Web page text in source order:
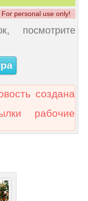
For personal use only!
посмотрите
создана
рабочие